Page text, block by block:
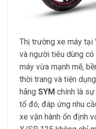
Thị trường xe máy tại
và người tiêu dùng có
máy vừa mạnh mẽ,
thời trang và tiện
hãng SYM chính là
tố đó, đáp ứng nhu
xe vận hành ổn định